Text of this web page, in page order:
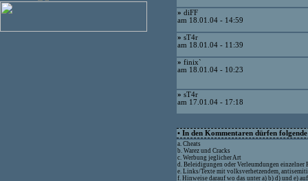
» diFF
am 18.01.04 - 14:59
» sT4r
am 18.01.04 - 11:39
» finix`
am 18.01.04 - 10:23
» sT4r
am 17.01.04 - 17:18
• In den Kommentaren dürfen
a. Cheats
b. Warez und Cracks
c. Werbung jeglicher Art
d. Beleidigungen oder Verleumdungen einzelner
e. Links/Texte mit volksverhetzendem,
f. Hinweise darauf wo das unter a) b) d) und e)